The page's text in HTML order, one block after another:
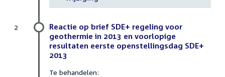
Reactie op brief SDE+ regeling voor
geothermie in 2013 en voorlopige
resultaten eerste openstellingsdag SDE+
2013
Te behandelen:
2